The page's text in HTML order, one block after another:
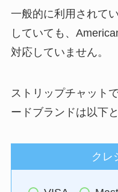
一般的に利用されて
していても、
対応していません。
ストリップチャット
ードブランドは以下
クレ